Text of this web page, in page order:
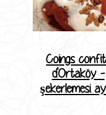
Coings
d'Ortaköy -
şekerlemesi